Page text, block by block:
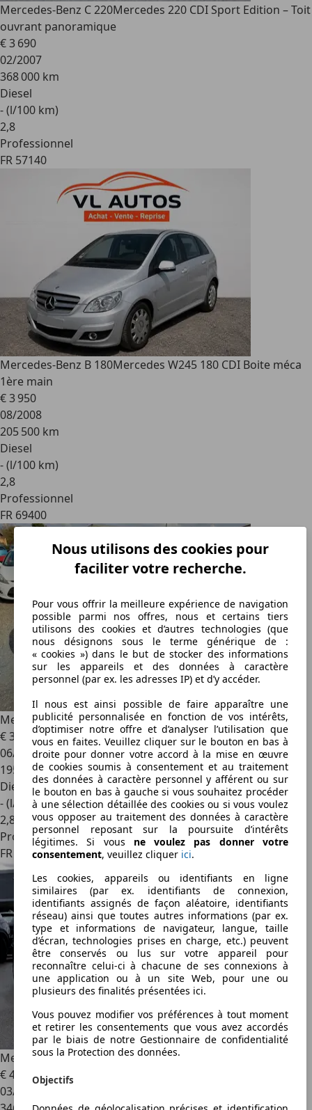
Mercedes-Benz C 220Mercedes 220 CDI Sport Edition – Toit
ouvrant panoramique
€ 3 690
02/2007
368 000 km
Diesel
- (l/100 km)
2,8
Professionnel
FR 57140
Mercedes-Benz B 180Mercedes W245 180 CDI Boite méca
1ère main
€ 3 950
08/2008
205 500 km
Diesel
- (l/100 km)
2,8
Professionnel
FR 69400
Mercedes-Benz A 180Mercedes 180 cdi avantgarde
€ 3 999
06/2008
195 041 km
Diesel
- (l/100 km)
2,8
Professionnel
FR 68310
Mercedes-Benz C 270270 CDI ELEGANCE PACK LUXE BA
€ 4 400
03/2004
Nous utilisons des cookies pour
faciliter votre recherche.
Pour vous offrir la meilleure expérience de navigation
possible parmi nos offres, nous et certains tiers
utilisons des cookies et d’autres technologies (que
nous désignons sous le terme générique de :
« cookies ») dans le but de stocker des informations
sur les appareils et des données à caractère
personnel (par ex. les adresses IP) et d’y accéder.
Il nous est ainsi possible de faire apparaître une
publicité personnalisée en fonction de vos intérêts,
d’optimiser notre offre et d’analyser l’utilisation que
vous en faites. Veuillez cliquer sur le bouton en bas à
droite pour donner votre accord à la mise en œuvre
de cookies soumis à consentement et au traitement
des données à caractère personnel y afférent ou sur
le bouton en bas à gauche si vous souhaitez procéder
à une sélection détaillée des cookies ou si vous voulez
vous opposer au traitement des données à caractère
personnel reposant sur la poursuite d’intérêts
légitimes. Si vous ne voulez pas donner votre
consentement, veuillez cliquer ici.
Les cookies, appareils ou identifiants en ligne
similaires (par ex. identifiants de connexion,
identifiants assignés de façon aléatoire, identifiants
réseau) ainsi que toutes autres informations (par ex.
type et informations de navigateur, langue, taille
d’écran, technologies prises en charge, etc.) peuvent
être conservés ou lus sur votre appareil pour
reconnaître celui-ci à chacune de ses connexions à
une application ou à un site Web, pour une ou
plusieurs des finalités présentées ici.
Vous pouvez modifier vos préférences à tout moment
et retirer les consentements que vous avez accordés
par le biais de notre Gestionnaire de confidentialité
sous la Protection des données.
Objectifs